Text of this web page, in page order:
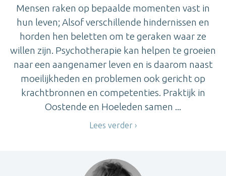
Mensen raken op bepaalde momenten vast in
hun leven; Alsof verschillende hindernissen en
horden hen beletten om te geraken waar ze
willen zijn. Psychotherapie kan helpen te groeien
naar een aangenamer leven en is daarom naast
moeilijkheden en problemen ook gericht op
krachtbronnen en competenties. Praktijk in
Oostende en Hoeleden samen ...
Lees verder